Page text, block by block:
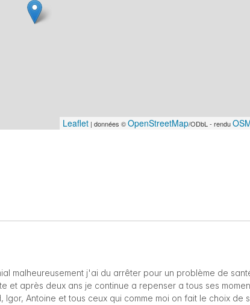
Leaflet | données ©OpenStreetMap/ODbL - rendu
malheureusement j'ai du arrêter pour un problème de
et après deux ans je continue a repenser a tous ses
Antoine et tous ceux qui comme moi on fait le choix de